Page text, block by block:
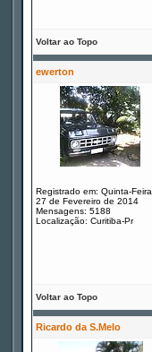
Voltar ao Topo
ewerton
Registrado em: Quinta-Feira,
27 de Fevereiro de 2014
Mensagens: 5188
Localização: Curitiba-Pr
Voltar ao Topo
Ricardo da S.Melo